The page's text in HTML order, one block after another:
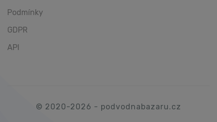
Podmínky
GDPR
API
© 2020-2026 - podvodnabazaru.cz